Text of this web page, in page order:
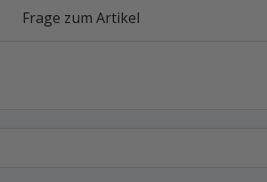
Frage zum Artikel